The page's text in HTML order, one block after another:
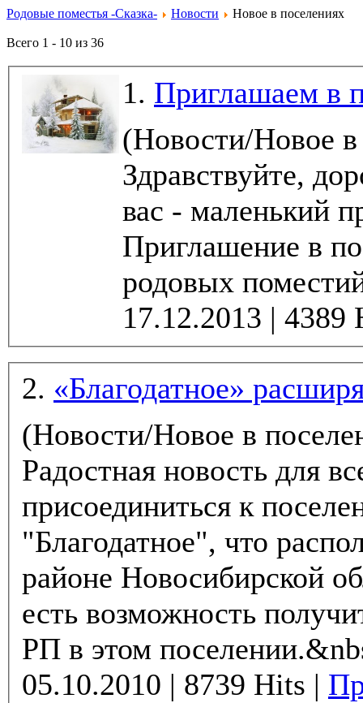
Родовые поместья -Сказка- Новости Новое в поселениях
Всего 1 - 10 из 36
1. Приглашаем в
(Новости/Новое
Здравствуйте, дорогие
вас - маленький
Приглашение в
родовых
2. «Благодатное»
(Новости/Новое в
Радостная новость для
присоединиться к
"Благодатное", что
районе Новосибирской области.
есть возможность
РП в этом
05.10.2010 | 8739 Hits |